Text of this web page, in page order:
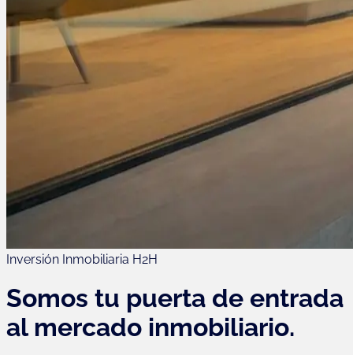
Inversión Inmobiliaria H2H
Somos tu puerta de entrada
al mercado inmobiliario.